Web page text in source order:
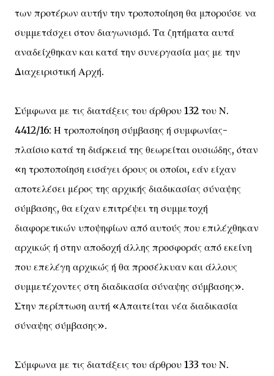
των προτέρων αυτήν την τροποποίηση θα μπορούσε να
συμμετάσχει στον διαγωνισμό. Τα ζητήματα αυτά
αναδείχθηκαν και κατά την συνεργασία μας με την
Διαχειριστική Αρχή.
Σύμφωνα με τις διατάξεις του άρθρου 132 του Ν.
4412/16: Η τροποποίηση σύμβασης ή συμφωνίας-
πλαίσιο κατά τη διάρκειά της θεωρείται ουσιώδης, όταν
«η τροποποίηση εισάγει όρους οι οποίοι, εάν είχαν
αποτελέσει μέρος της αρχικής διαδικασίας σύναψης
σύμβασης, θα είχαν επιτρέψει τη συμμετοχή
διαφορετικών υποψηφίων από αυτούς που επιλέχθηκαν
αρχικώς ή στην αποδοχή άλλης προσφοράς από εκείνη
που επελέγη αρχικώς ή θα προσέλκυαν και άλλους
συμμετέχοντες στη διαδικασία σύναψης σύμβασης».
Στην περίπτωση αυτή «Απαιτείται νέα διαδικασία
σύναψης σύμβασης».
Σύμφωνα με τις διατάξεις του άρθρου 133 του Ν.